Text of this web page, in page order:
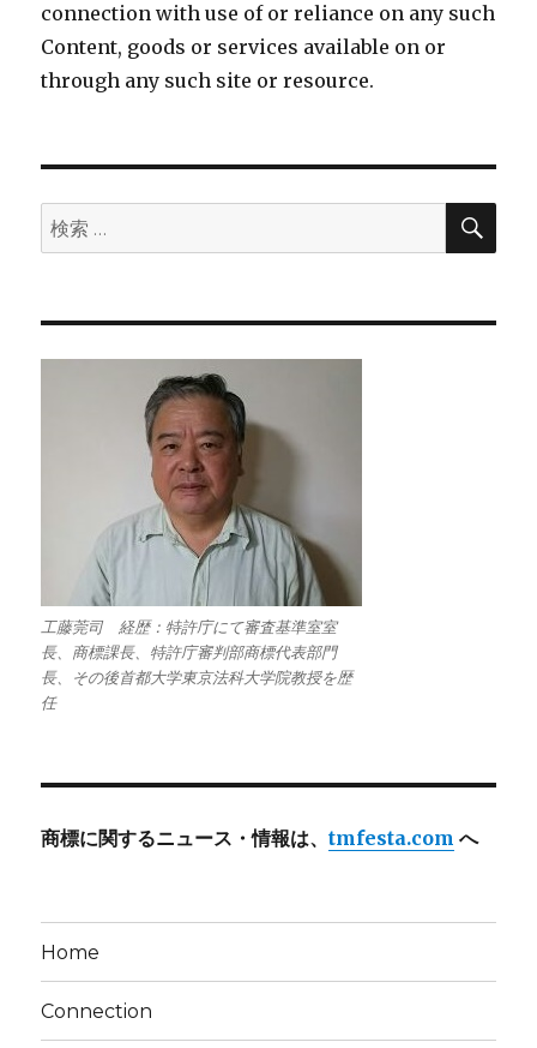
connection with use of or reliance on any such
Content, goods or services available on or
through any such site or resource.
検
索:
検
工藤莞司 経歴：特許庁にて審査基準室室
長、商標課長、特許庁審判部商標代表部門
長、その後首都大学東京法科大学院教授を歴
任
商標に関するニュース・情報は、tmfesta.com へ
Home
Connection